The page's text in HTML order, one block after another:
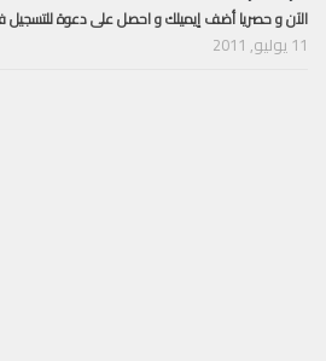
الآن و حصريا أضف إيميلك و احصل على دعوة للتسجيل في google plus